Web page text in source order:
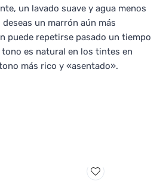
un lavado suave y agua menos
un marrón aún más
puede repetirse pasado un tiempo
es natural en los tintes en
más rico y «asentado».